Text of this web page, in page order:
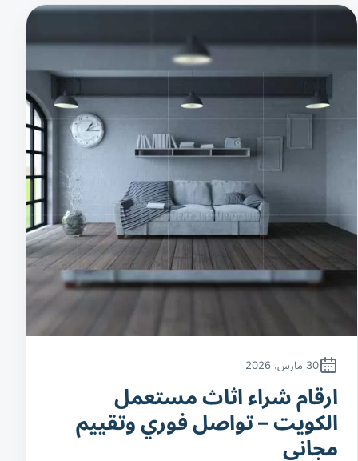
30 مارس، 2026
ارقام شراء اثاث مستعمل
الكويت – تواصل فوري وتقييم
مجاني